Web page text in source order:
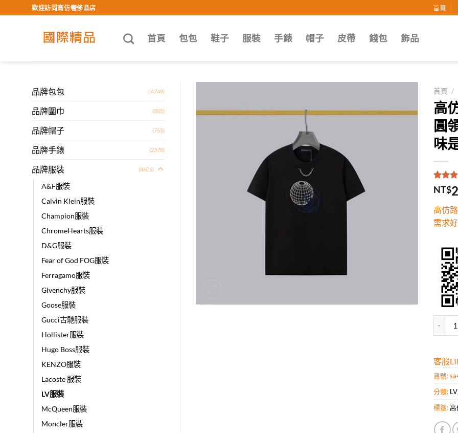
to
歡迎訪問高仿奢侈品店 首頁
首頁 包包 鞋子 服裝 手錶 帽子 皮帶 錢包 飾品
品牌包包 (4749)
品牌圍巾 (885)
品牌帽子 (755)
品牌手錶 (2378)
品牌服裝 (4606)
A&F服裝
Calvin Klein服裝
Champion服裝
ChromeHearts服裝
D&G服裝
Fear of God FOG服裝
Ferragamo服裝
Givenchy服裝
Goose服裝
Gucci古馳服裝
Hollister服裝
Hugo Boss服裝
KENZO服裝
Lacoste 服裝
LV服裝
McQueen服裝
Moncler服裝
Add to
首頁 /
高
圓
味
評分
5，
1
分
NT$
高仿
需求
客服
貨號:
分類:
標籤:高